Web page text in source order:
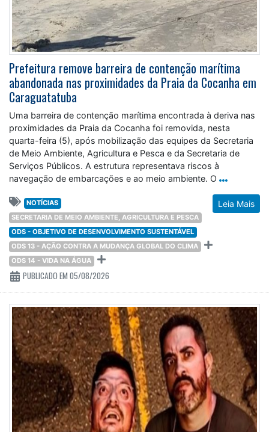
Prefeitura remove barreira de contenção marítima
abandonada nas proximidades da Praia da Cocanha em
Caraguatatuba
Uma barreira de contenção marítima encontrada à deriva nas
proximidades da Praia da Cocanha foi removida, nesta
quarta-feira (5), após mobilização das equipes da Secretaria
de Meio Ambiente, Agricultura e Pesca e da Secretaria de
Serviços Públicos. A estrutura representava riscos à
navegação de embarcações e ao meio ambiente. O
Leia Mais
NOTÍCIAS
SECRETARIA DE MEIO AMBIENTE, AGRICULTURA E PESCA
ODS - OBJETIVO DE DESENVOLVIMENTO SUSTENTÁVEL
ODS 13 - AÇÃO CONTRA A MUDANÇA GLOBAL DO CLIMA
ODS 14 - VIDA NA ÁGUA
PUBLICADO EM 05/08/2026